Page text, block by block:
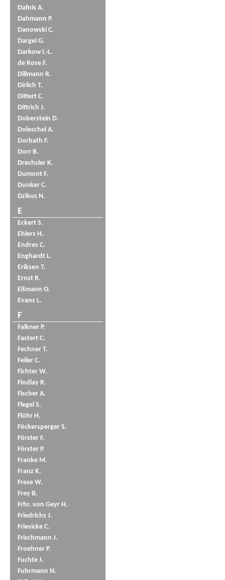
Dafnis A.
Dahmann P.
Danowski C.
Dargel G.
Darkow I.-L.
de Rose F.
Dillmann R.
Dirlich T.
Dittert C.
Dittrich J.
Doberstein D.
Doleschel A.
Dorbath F.
Dorr B.
Drechsler K.
Dumont F.
Dunker C.
Dzikus N.
E
Eckert S.
Ehlers H.
Endres C.
Enghardt L.
Eriksen T.
Ernst R.
Eßmann O.
Evans L.
F
Falkner P.
Fastert C.
Fechner T.
Feiler C.
Fichter W.
Findlay R.
Fischer A.
Flegel S.
Flühr H.
Föckersperger S.
Förster F.
Förster P.
Franke M.
Franz K.
Frese W.
Frey B.
Frhr. von Geyr H.
Friedrichs J.
Friesicke C.
Frischmann J.
Froehner P.
Fuchte J.
Fuhrmann N.